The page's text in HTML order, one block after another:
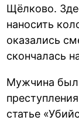
Щёлково.
наносить
оказались
скончалась
Мужчина был
статье